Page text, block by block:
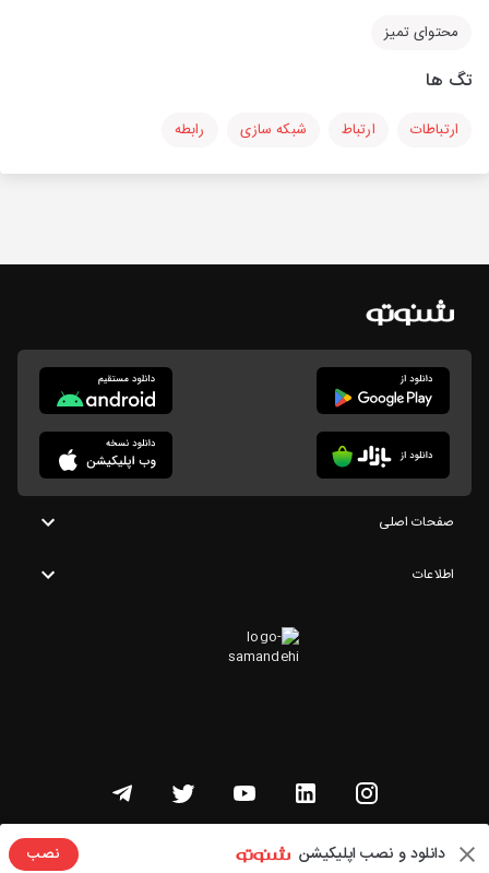
محتوای تمیز
تگ ها
ارتباطات ارتباط شبکه سازی رابطه
دانلود و نصب اپلیکیشن نصب
صفحات اصلی
اطلاعات
تمامی حقوق این وبسایت متعلق به شنوتو است